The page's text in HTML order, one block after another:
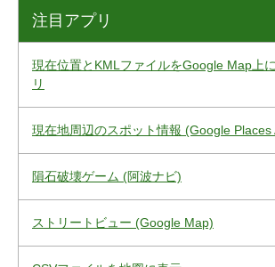
注目アプリ
現在位置とKMLファイルをGoogle Map上
リ
現在地周辺のスポット情報 (Google Places
隕石破壊ゲーム (阿波ナビ)
ストリートビュー (Google Map)